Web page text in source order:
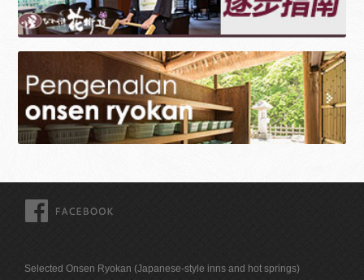
Selected Onsen Ryokan (Japanese-style inns and hot springs)